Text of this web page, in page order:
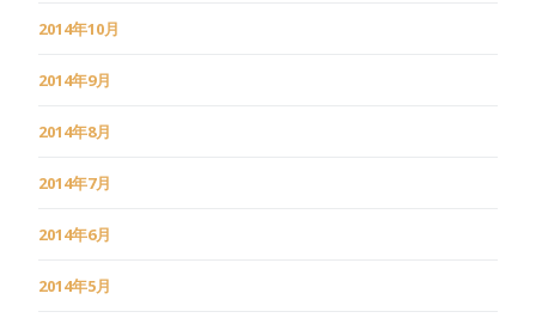
2014年10月
2014年9月
2014年8月
2014年7月
2014年6月
2014年5月